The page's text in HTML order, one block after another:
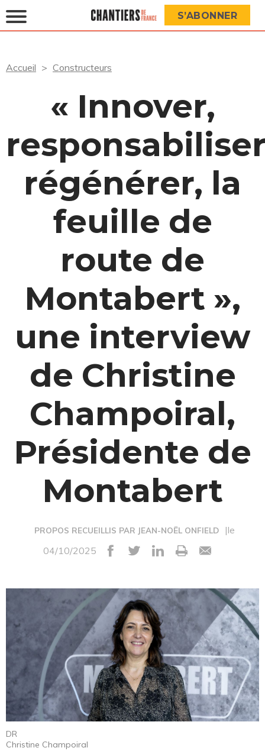
S’ABONNER
Accueil Constructeurs
« Innover,
régénérer, la
feuille de
route de
Montabert »,
une interview
de Christine
Champoiral,
Présidente de
Montabert
PROPOS RECUEILLIS PAR JEAN-NOËL ONFIELD
|le
04/10/2025
DR
Christine Champoiral